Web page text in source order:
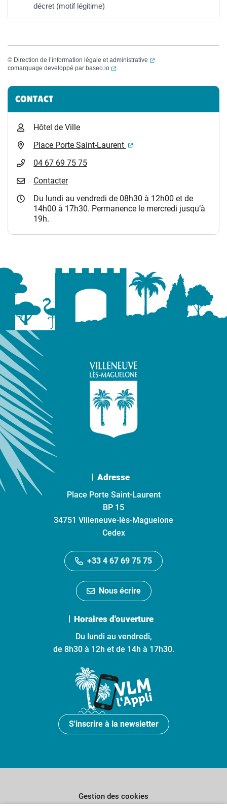
décret (motif légitime)
© Direction de l’information légale et administrative
(ouverture dans un
comarquage developpé par baseo.io (ouverture dans un nouvel onglet)
Informations complémentaires
CONTACT
Hôtel de Ville
Place Porte Saint-Laurent
(ouverture dans un
04 67 69 75 75
Contacter
Du lundi au vendredi de 08h30 à 12h00 et de
14h00 à 17h30. Permanence le mercredi jusqu’à
19h.
Adresse
Place Porte Saint-Laurent
BP 15
34751 Villeneuve-lès-Maguelone
Cedex
+33 4 67 69 75 75
Nous écrire
Horaires d'ouverture
Du lundi au vendredi,
de 8h30 à 12h et de 14h à 17h30.
S'inscrire à la newsletter
Gestion des cookies